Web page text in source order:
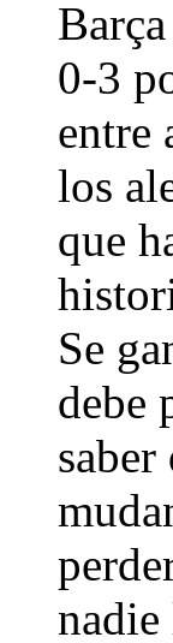
0-3
entre
los
que
Se
debe
nadie